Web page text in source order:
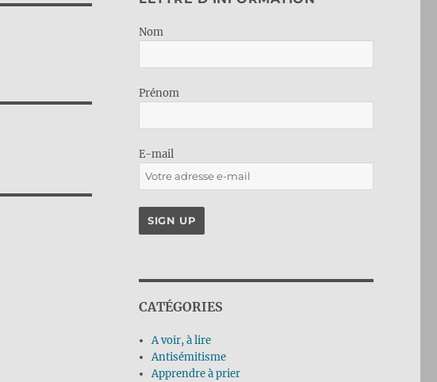
Nom
Prénom
E-mail
CATÉGORIES
A voir, à lire
Antisémitisme
Apprendre à prier